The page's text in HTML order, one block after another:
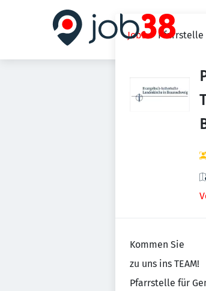
Jobs Pfarrstelle
Kommen Sie
zu uns ins TEAM!
Pfarrstelle für